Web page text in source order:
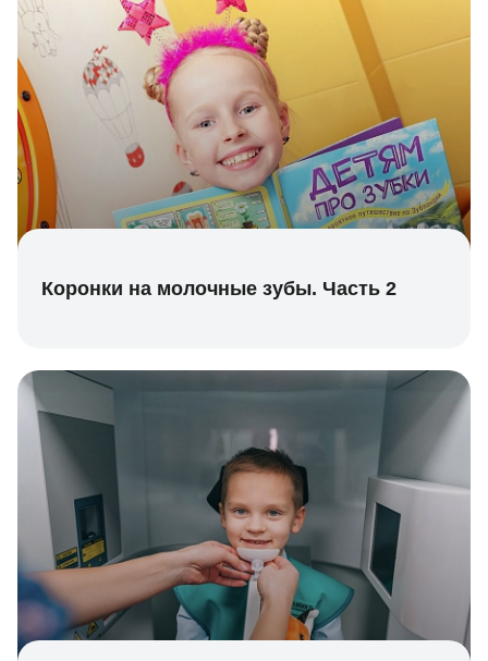
Коронки на молочные зубы. Часть 2